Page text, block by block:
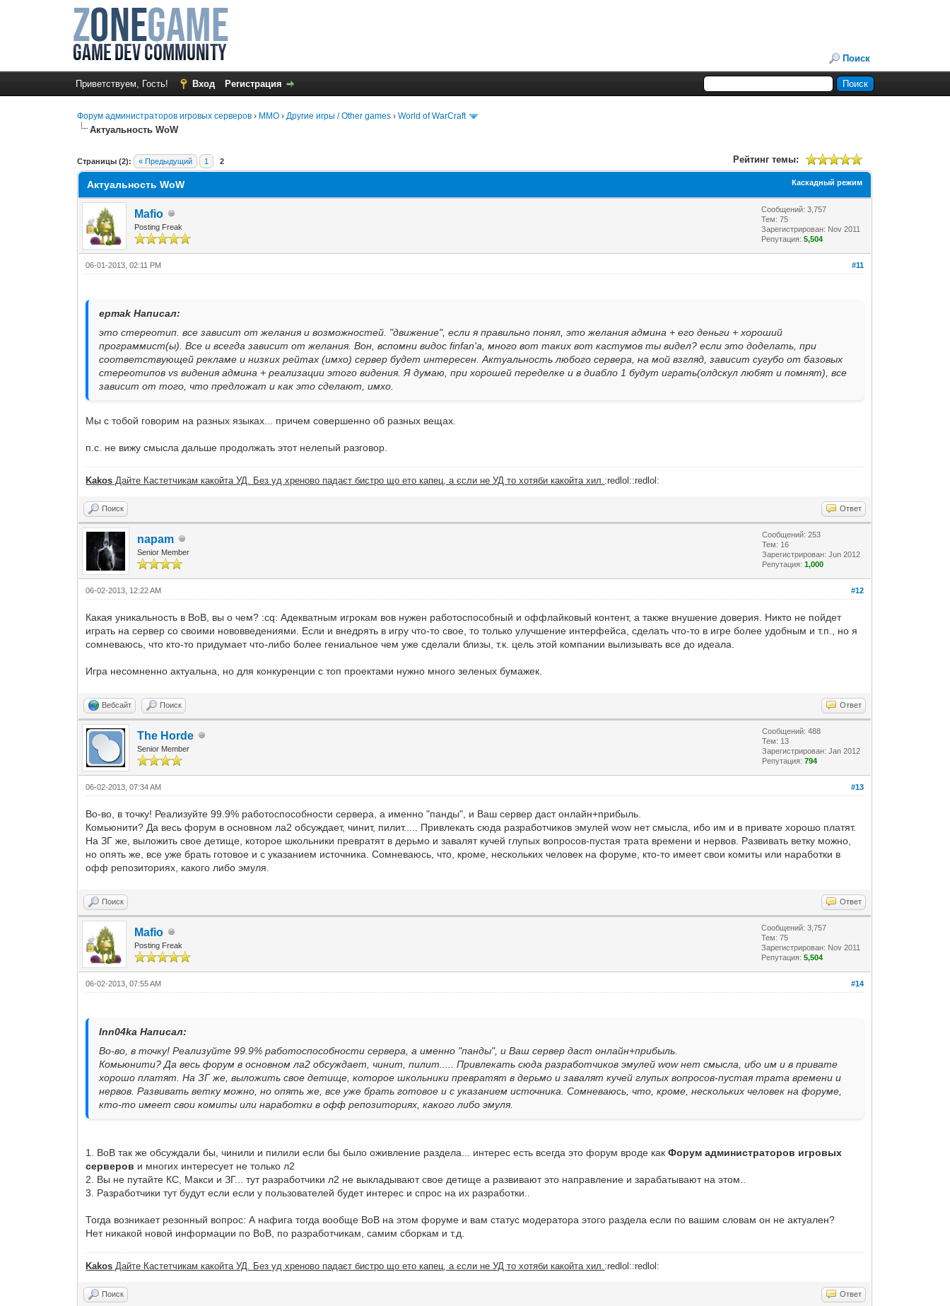
Поиск
Приветствуем, Гость! Вход Регистрация
Форум администраторов игровых серверов › MMO ›Другие игры / Other games ›World of WarCraft
Актуальность WoW
Страницы (2): « Предыдущий 1 2 Рейтинг темы:
1 Голос(ов) - 5 в среднем
1
2
3
4
5
Каскадный режим
Актуальность WoW
Mafio
Posting Freak
Сообщений: 3,757
Тем: 75
Зарегистрирован: Nov 2011
Репутация:5,504
#11
06-01-2013, 02:11 PM
epmak Написал:
это стереотип. все зависит от желания и возможностей. "движение", если я правильно понял, это желания админа + его деньги + хороший
программист(ы). Все и всегда зависит от желания. Вон, вспомни видос finfan'a, много вот таких вот кастумов ты видел? если это доделать, при
соответствующей рекламе и низких рейтах (имхо) сервер будет интересен. Актуальность любого сервера, на мой взгляд, зависит сугубо от базовых
стереотипов vs видения админа + реализации этого видения. Я думаю, при хорошей переделке и в диабло 1 будут играть(олдскул любят и помнят), все
зависит от того, что предложат и как это сделают, имхо.
Мы с тобой говорим на разных языках... причем совершенно об разных вещах.
п.с. не вижу смысла дальше продолжать этот нелепый разговор.
Kakos Дайте Кастетчикам какойта УД. Без уд хреново падаєт бистро що ето капец, а єсли не УД то хотяби какойта хил. :redlol::redlol:
Поиск Ответ
napam
Senior Member
Сообщений: 253
Тем: 16
Зарегистрирован: Jun 2012
Репутация:1,000
#12
06-02-2013, 12:22 AM
Какая уникальность в ВоВ, вы о чем? :cq: Адекватным игрокам вов нужен работоспособный и оффлайковый контент, а также внушение доверия. Никто не пойдет
играть на сервер со своими нововведениями. Если и внедрять в игру что-то свое, то только улучшение интерфейса, сделать что-то в игре более удобным и т.п., но я
сомневаюсь, что кто-то придумает что-либо более гениальное чем уже сделали близы, т.к. цель этой компании вылизывать все до идеала.
Игра несомненно актуальна, но для конкуренции с топ проектами нужно много зеленых бумажек.
Вебсайт Поиск Ответ
The Horde
Senior Member
Сообщений: 488
Тем: 13
Зарегистрирован: Jan 2012
Репутация:794
#13
06-02-2013, 07:34 AM
Во-во, в точку! Реализуйте 99.9% работоспособности сервера, а именно "панды", и Ваш сервер даст онлайн+прибыль.
Комьюнити? Да весь форум в основном ла2 обсуждает, чинит, пилит..... Привлекать сюда разработчиков эмулей wow нет смысла, ибо им и в привате хорошо платят.
На ЗГ же, выложить свое детище, которое школьники превратят в дерьмо и завалят кучей глупых вопросов-пустая трата времени и нервов. Развивать ветку можно,
но опять же, все уже брать готовое и с указанием источника. Сомневаюсь, что, кроме, нескольких человек на форуме, кто-то имеет свои комиты или наработки в
офф репозиториях, какого либо эмуля.
Поиск Ответ
Mafio
Posting Freak
Сообщений: 3,757
Тем: 75
Зарегистрирован: Nov 2011
Репутация:5,504
#14
06-02-2013, 07:55 AM
Inn04ka Написал:
Во-во, в точку! Реализуйте 99.9% работоспособности сервера, а именно "панды", и Ваш сервер даст онлайн+прибыль.
Комьюнити? Да весь форум в основном ла2 обсуждает, чинит, пилит..... Привлекать сюда разработчиков эмулей wow нет смысла, ибо им и в привате
хорошо платят. На ЗГ же, выложить свое детище, которое школьники превратят в дерьмо и завалят кучей глупых вопросов-пустая трата времени и
нервов. Развивать ветку можно, но опять же, все уже брать готовое и с указанием источника. Сомневаюсь, что, кроме, нескольких человек на форуме,
кто-то имеет свои комиты или наработки в офф репозиториях, какого либо эмуля.
1. ВоВ так же обсуждали бы, чинили и пилили если бы было оживление раздела... интерес есть всегда это форум вроде какФорум администраторов игровых
серверов и многих интересует не только л2
2. Вы не путайте КС, Макси и ЗГ... тут разработчики л2 не выкладывают свое детище а развивают это направление и зарабатывают на этом..
3. Разработчики тут будут если если у пользователей будет интерес и спрос на их разработки..
Тогда возникает резонный вопрос: А нафига тогда вообще ВоВ на этом форуме и вам статус модератора этого раздела если по вашим словам он не актуален?
Нет никакой новой информации по ВоВ, по разработчикам, самим сборкам и т.д.
Kakos Дайте Кастетчикам какойта УД. Без уд хреново падаєт бистро що ето капец, а єсли не УД то хотяби какойта хил. :redlol::redlol:
Поиск Ответ